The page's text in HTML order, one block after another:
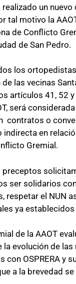
un nuevo
tal motivo la
de Conflicto
de San Pedro.
los
las vecinas
artículos 41, 52
será
contratos o
indirecta en
Gremial.
preceptos
ser solidarios
respetar el NUN
ya establecidos
de la AAOT
la evolución de
con OSPRERA y
a la brevedad